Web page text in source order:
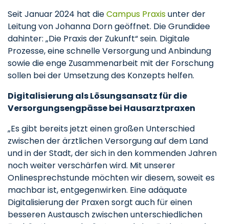
Seit Januar 2024 hat dieCampus Praxisunter der
Leitung von Johanna Dorn geöffnet. Die Grundidee
dahinter: „Die Praxis der Zukunft“ sein. Digitale
Prozesse, eine schnelle Versorgung und Anbindung
sowie die enge Zusammenarbeit mit der Forschung
sollen bei der Umsetzung des Konzepts helfen.
Digitalisierung als Lösungsansatz für die
Versorgungsengpässe bei Hausarztpraxen
„Es gibt bereits jetzt einen großen Unterschied
zwischen der ärztlichen Versorgung auf dem Land
und in der Stadt, der sich in den kommenden Jahren
noch weiter verschärfen wird. Mit unserer
Onlinesprechstunde möchten wir diesem, soweit es
machbar ist, entgegenwirken. Eine adäquate
Digitalisierung der Praxen sorgt auch für einen
besseren Austausch zwischen unterschiedlichen